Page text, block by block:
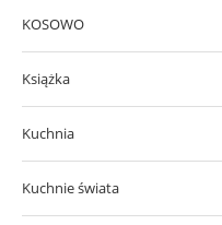
KOSOWO
Książka
Kuchnia
Kuchnie świata